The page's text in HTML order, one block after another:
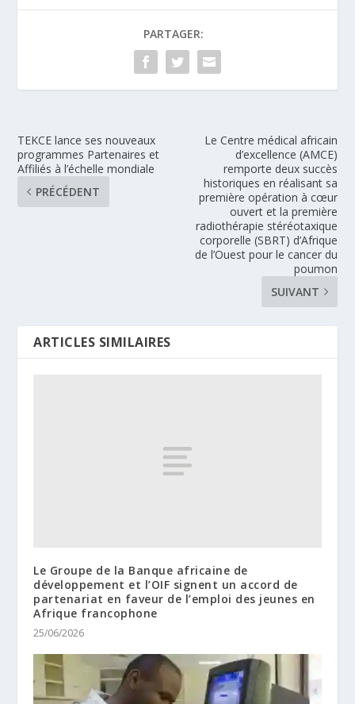
PARTAGER:
TEKCE lance ses nouveaux
programmes Partenaires et
Affiliés à l’échelle mondiale
PRÉCÉDENT
Le Centre médical africain
d’excellence (AMCE)
remporte deux succès
historiques en réalisant sa
première opération à cœur
ouvert et la première
radiothérapie stéréotaxique
corporelle (SBRT) d’Afrique
de l’Ouest pour le cancer du
poumon
SUIVANT
ARTICLES SIMILAIRES
Le Groupe de la Banque africaine de
développement et l’OIF signent un accord de
partenariat en faveur de l’emploi des jeunes en
Afrique francophone
25/06/2026